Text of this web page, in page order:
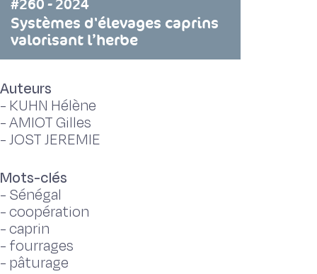
#260 - 2024
Systèmes d'élevages caprins
valorisant l’herbe
Auteurs
- KUHN Hélène
-AMIOT Gilles
-JOST JEREMIE
Mots-clés
- Sénégal
-coopération
-caprin
- fourrages
- pâturage